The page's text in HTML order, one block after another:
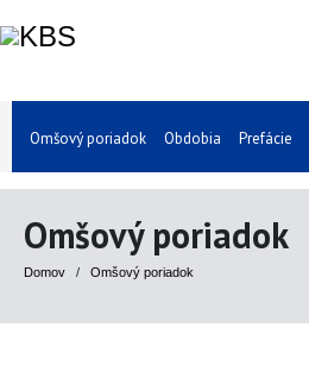
Omšový poriadok Obdobia Prefácie
Omšový poriadok
Domov / Omšový poriadok